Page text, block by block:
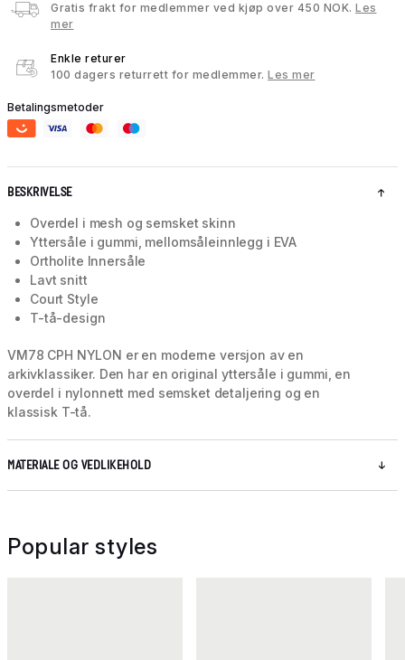
Gratis frakt for medlemmer ved kjøp over 450 NOK. Les
mer
Enkle returer
100 dagers returrett for medlemmer. Les mer
Betalingsmetoder
BESKRIVELSE
Overdel i mesh og semsket skinn
Yttersåle i gummi, mellomsåleinnlegg i EVA
Ortholite Innersåle
Lavt snitt
Court Style
T-tå-design
VM78 CPH NYLON er en moderne versjon av en
arkivklassiker. Den har en original yttersåle i gummi, en
overdel i nylonnett med semsket detaljering og en
klassisk T-tå.
MATERIALE OG VEDLIKEHOLD
Popular styles